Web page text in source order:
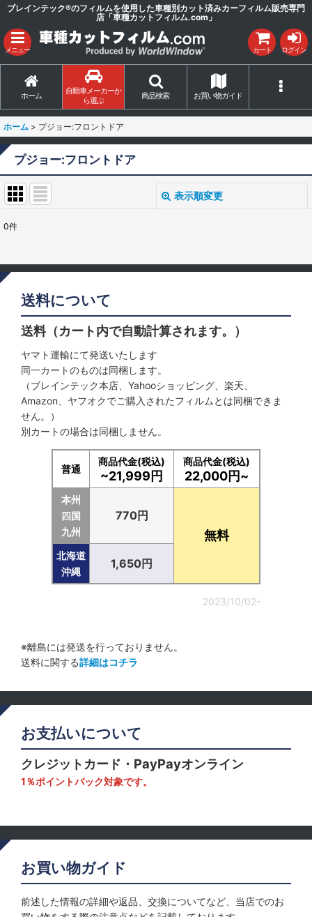
ブレインテック®のフィルムを使用した車種別カット済みカーフィルム販売専門
店「車種カットフィルム.com」
メニュー カート ログイン
ホーム
自動車メーカーか
ら選ぶ
商品検索 お買い物ガイド
ホーム > プジョー:フロントドア
プジョー:フロントドア
表示順変更
表示数
並び順:
0件
送料について
送料（カート内で自動計算されます。）
ヤマト運輸にて発送いたします
同一カートのものは同梱します。
（ブレインテック本店、Yahooショッピング、楽天、
Amazon、ヤフオクでご購入されたフィルムとは同梱できま
せん。）
別カートの場合は同梱しません。
普通
商品代金(税込)
~21,999円
商品代金(税込)
22,000円~
本州
四国
九州
770円
無料
北海道
沖縄
1,650円
2023/10/02-
※離島には発送を行っておりません。
送料に関する詳細はコチラ
お支払いについて
クレジットカード・PayPayオンライン
1％ポイントバック対象です。
お買い物ガイド
前述した情報の詳細や返品、交換についてなど、当店でのお